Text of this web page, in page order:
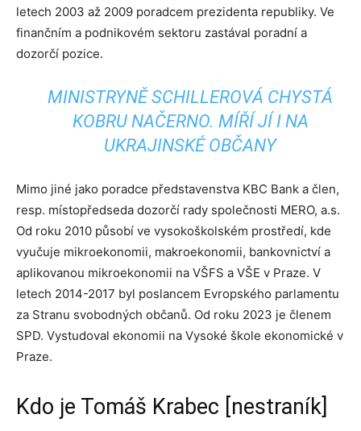
letech 2003 až 2009 poradcem prezidenta republiky. Ve
finančním a podnikovém sektoru zastával poradní a
dozorčí pozice.
MINISTRYNĚ SCHILLEROVÁ CHYSTÁ
KOBRU NAČERNO. MÍŘÍ JÍ I NA
UKRAJINSKÉ OBČANY
Mimo jiné jako poradce představenstva KBC Bank a člen,
resp. místopředseda dozorčí rady společnosti MERO, a.s.
Od roku 2010 působí ve vysokoškolském prostředí, kde
vyučuje mikroekonomii, makroekonomii, bankovnictví a
aplikovanou mikroekonomii na VŠFS a VŠE v Praze. V
letech 2014-2017 byl poslancem Evropského parlamentu
za Stranu svobodných občanů. Od roku 2023 je členem
SPD. Vystudoval ekonomii na Vysoké škole ekonomické v
Praze.
Kdo je Tomáš Krabec [nestraník]